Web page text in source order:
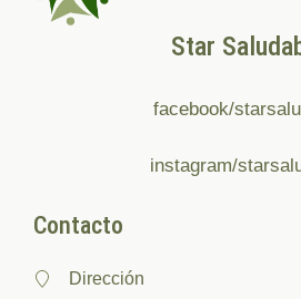
Star
facebook/
instagram/
Contacto
Dirección